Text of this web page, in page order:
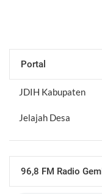
Portal
JDIH Kabupaten
Jelajah Desa
96,8 FM Radio